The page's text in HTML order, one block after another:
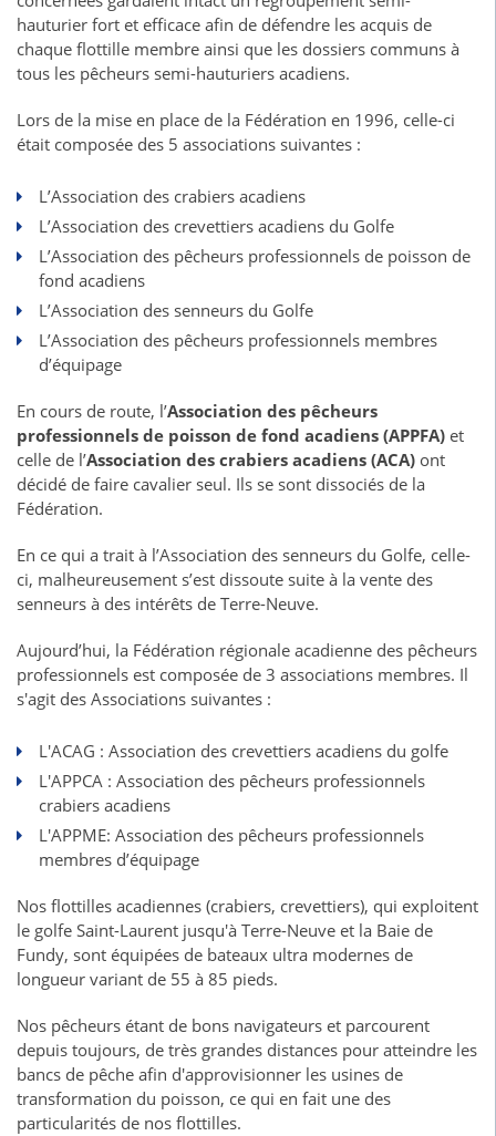
hauturier fort et efficace afin de défendre les acquis de
chaque flottille membre ainsi que les dossiers communs à
tous les pêcheurs semi-hauturiers acadiens.
Lors de la mise en place de la Fédération en 1996, celle-ci
était composée des 5 associations suivantes :
L’Association des crabiers acadiens
L’Association des crevettiers acadiens du Golfe
L’Association des pêcheurs professionnels de poisson de
fond acadiens
L’Association des senneurs du Golfe
L’Association des pêcheurs professionnels membres
d’équipage
En cours de route, l’Association des pêcheurs
professionnels de poisson de fond acadiens (APPFA) et
celle de l’Association des crabiers acadiens (ACA) ont
décidé de faire cavalier seul. Ils se sont dissociés de la
Fédération.
En ce qui a trait à l’Association des senneurs du Golfe, celle-
ci, malheureusement s’est dissoute suite à la vente des
senneurs à des intérêts de Terre-Neuve.
Aujourd’hui, la Fédération régionale acadienne des pêcheurs
professionnels est composée de 3 associations membres. Il
s'agit des Associations suivantes :
L'ACAG : Association des crevettiers acadiens du golfe
L'APPCA : Association des pêcheurs professionnels
crabiers acadiens
L'APPME: Association des pêcheurs professionnels
membres d’équipage
Nos flottilles acadiennes (crabiers, crevettiers), qui exploitent
le golfe Saint-Laurent jusqu'à Terre-Neuve et la Baie de
Fundy, sont équipées de bateaux ultra modernes de
longueur variant de 55 à 85 pieds.
Nos pêcheurs étant de bons navigateurs et parcourent
depuis toujours, de très grandes distances pour atteindre les
bancs de pêche afin d'approvisionner les usines de
transformation du poisson, ce qui en fait une des
particularités de nos flottilles.